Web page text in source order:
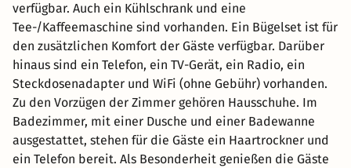
verfügbar. Auch ein Kühlschrank und eine
Tee-/Kaffeemaschine sind vorhanden. Ein Bügelset ist für
den zusätzlichen Komfort der Gäste verfügbar. Darüber
hinaus sind ein Telefon, ein TV-Gerät, ein Radio, ein
Steckdosenadapter und WiFi (ohne Gebühr) vorhanden.
Zu den Vorzügen der Zimmer gehören Hausschuhe. Im
Badezimmer, mit einer Dusche und einer Badewanne
ausgestattet, stehen für die Gäste ein Haartrockner und
ein Telefon bereit. Als Besonderheit genießen die Gäste